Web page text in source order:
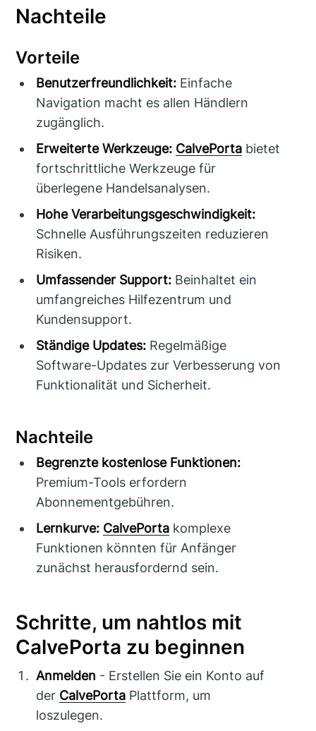
Nachteile
Vorteile
Benutzerfreundlichkeit: Einfache
Navigation macht es allen Händlern
zugänglich.
Erweiterte Werkzeuge: CalvePorta bietet
fortschrittliche Werkzeuge für
überlegene Handelsanalysen.
Hohe Verarbeitungsgeschwindigkeit:
Schnelle Ausführungszeiten reduzieren
Risiken.
Umfassender Support: Beinhaltet ein
umfangreiches Hilfezentrum und
Kundensupport.
Ständige Updates: Regelmäßige
Software-Updates zur Verbesserung von
Funktionalität und Sicherheit.
Nachteile
Begrenzte kostenlose Funktionen:
Premium-Tools erfordern
Abonnementgebühren.
Lernkurve: CalvePorta komplexe
Funktionen könnten für Anfänger
zunächst herausfordernd sein.
Schritte, um nahtlos mit
CalvePorta zu beginnen
Anmelden - Erstellen Sie ein Konto auf
der CalvePorta Plattform, um
loszulegen.